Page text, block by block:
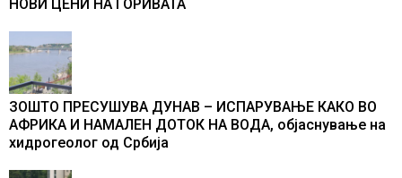
НОВИ ЦЕНИ НА ГОРИВАТА
ЗОШТО ПРЕСУШУВА ДУНАВ – ИСПАРУВАЊЕ КАКО ВО
АФРИКА И НАМАЛЕН ДОТОК НА ВОДА, објаснување на
хидрогеолог од Србија